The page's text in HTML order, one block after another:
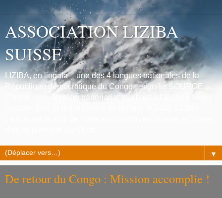
ASSOCIATION LIZIBA
SUISSE
LIZIBA, en lingala – une des 4 langues nationales de la
République démocratique du Congo – signifie SOURCE.
C'est le nom de notre partenariat touchant à l'accès à l'eau
▼
De retour du Congo : Mission accomplie !